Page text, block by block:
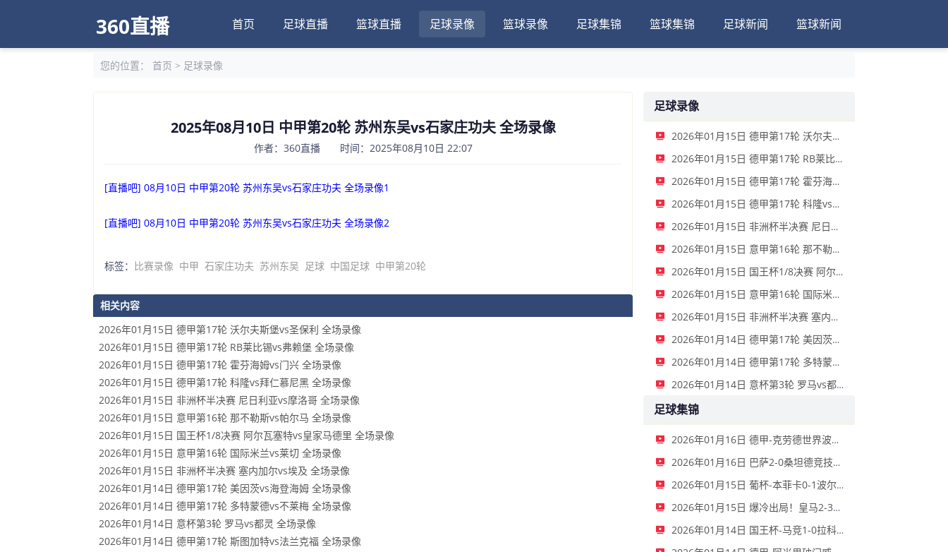
360直播 首页 足球直播 篮球直播 足球录像 篮球录像 足球集锦 篮球集锦 足球新闻 篮球新闻
您的位置： 首页 > 足球录像
2025年08月10日 中甲第20轮 苏州东吴vs石家庄功夫 全场录像
作者：360直播 时间：2025年08月10日 22:07
[直播吧] 08月10日 中甲第20轮 苏州东吴vs石家庄功夫 全场录像1
[直播吧] 08月10日 中甲第20轮 苏州东吴vs石家庄功夫 全场录像2
标签： 比赛录像 中甲 石家庄功夫 苏州东吴 足球 中国足球 中甲第20轮
相关内容
2026年01月15日 德甲第17轮 沃尔夫斯堡vs圣保利 全场录像
2026年01月15日 德甲第17轮 RB莱比锡vs弗赖堡 全场录像
2026年01月15日 德甲第17轮 霍芬海姆vs门兴 全场录像
2026年01月15日 德甲第17轮 科隆vs拜仁慕尼黑 全场录像
2026年01月15日 非洲杯半决赛 尼日利亚vs摩洛哥 全场录像
2026年01月15日 意甲第16轮 那不勒斯vs帕尔马 全场录像
2026年01月15日 国王杯1/8决赛 阿尔瓦塞特vs皇家马德里 全场录像
2026年01月15日 意甲第16轮 国际米兰vs莱切 全场录像
2026年01月15日 非洲杯半决赛 塞内加尔vs埃及 全场录像
2026年01月14日 德甲第17轮 美因茨vs海登海姆 全场录像
2026年01月14日 德甲第17轮 多特蒙德vs不莱梅 全场录像
2026年01月14日 意杯第3轮 罗马vs都灵 全场录像
2026年01月14日 德甲第17轮 斯图加特vs法兰克福 全场录像
足球录像
2026年01月15日 德甲第17轮 沃尔夫斯堡vs圣保利 全场录像
2026年01月15日 德甲第17轮 RB莱比锡vs弗赖堡 全场录像
2026年01月15日 德甲第17轮 霍芬海姆vs门兴 全场录像
2026年01月15日 德甲第17轮 科隆vs拜仁慕尼黑 全场录像
2026年01月15日 非洲杯半决赛 尼日利亚vs摩洛哥 全场录像
2026年01月15日 意甲第16轮 那不勒斯vs帕尔马 全场录像
2026年01月15日 国王杯1/8决赛 阿尔瓦塞特vs皇家马德里 全场录像
2026年01月15日 意甲第16轮 国际米兰vs莱切 全场录像
2026年01月15日 非洲杯半决赛 塞内加尔vs埃及 全场录像
2026年01月14日 德甲第17轮 美因茨vs海登海姆 全场录像
2026年01月14日 德甲第17轮 多特蒙德vs不莱梅 全场录像
2026年01月14日 意杯第3轮 罗马vs都灵 全场录像
足球集锦
2026年01月16日 德甲-克劳德世界波柳比西奇绝平 十人柏林联合1-1奥格斯堡
2026年01月16日 巴萨2-0桑坦德竞技晋级国王杯八强 费兰单刀球破门亚马尔建功
2026年01月15日 葡杯-本菲卡0-1波尔图止步八强 贝德纳雷克制胜帕夫利季斯失良机
2026年01月15日 爆冷出局！皇马2-3遭西乙队阿尔瓦塞特补时绝杀 无缘国王杯8强
2026年01月14日 国王杯-马竞1-0拉科鲁尼亚 格列兹曼十分角任意球破门+远射中横梁